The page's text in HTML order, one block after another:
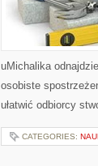
uMichalika
osobiste
ułatwić odbiorcy
CATEGORIES: